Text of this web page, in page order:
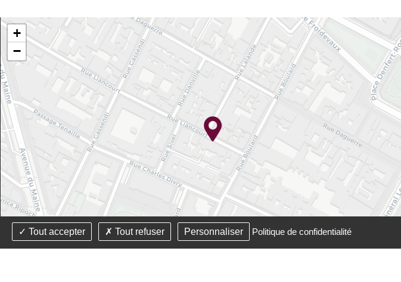
+
−
Tout accepter Tout refuser Personnaliser Politique de confidentialité